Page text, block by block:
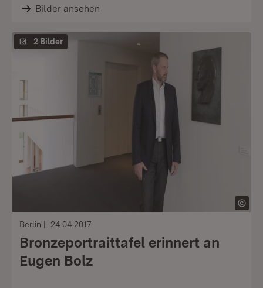
Bilder ansehen
2 Bilder
Berlin 24.04.2017
Bronzeportraittafel erinnert an
Eugen Bolz